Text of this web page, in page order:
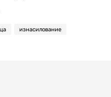
изнасилование